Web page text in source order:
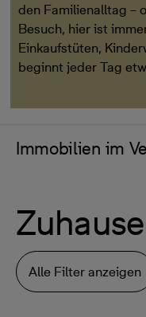
den Familienalltag –
Besuch, hier ist
Einkaufstüten,
beginnt jeder Tag
Immobilien im
Alle Filter anzeigen